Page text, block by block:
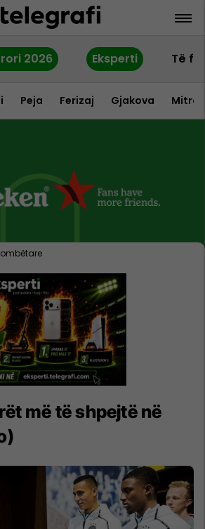
2026 Eksperti Të
Peja Ferizaj Gjakova
më të shpejtë në